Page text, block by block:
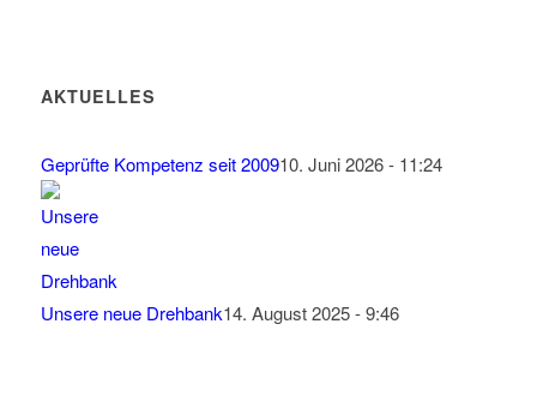
AKTUELLES
Geprüfte Kompetenz seit 200910. Juni 2026 - 11:24
Unsere neue Drehbank14. August 2025 - 9:46